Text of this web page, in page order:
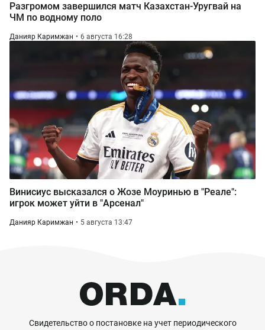
Разгромом завершился матч Казахстан-Уругвай на
ЧМ по водному поло
Данияр Каримжан 6 августа 16:28
Винисиус высказался о Жозе Моуринью в "Реале":
игрок может уйти в "Арсенал"
Данияр Каримжан 5 августа 13:47
Свидетельство о постановке на учет периодического